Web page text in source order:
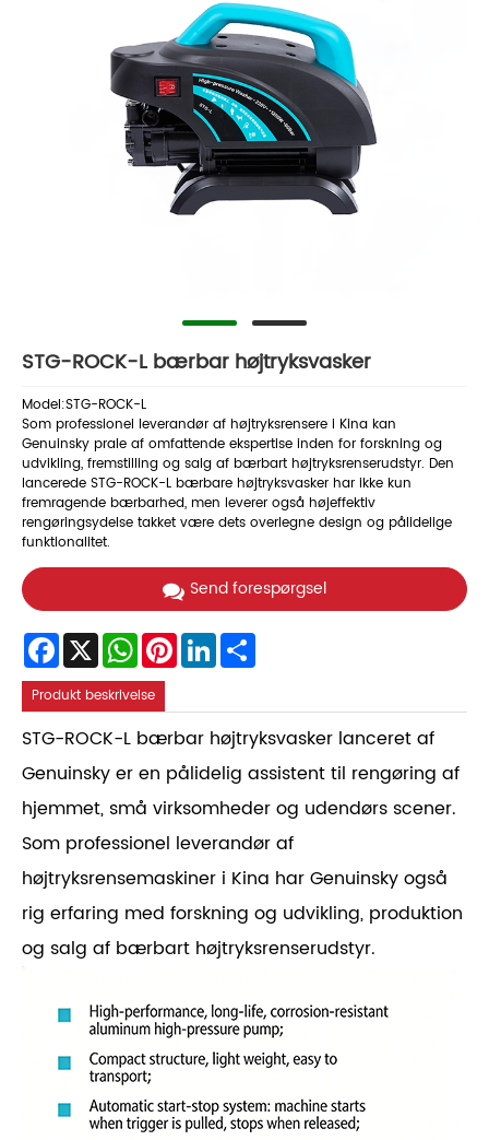
STG-ROCK-L bærbar højtryksvasker
Model:STG-ROCK-L
Som professionel leverandør af højtryksrensere i Kina kan
Genuinsky prale af omfattende ekspertise inden for forskning og
udvikling, fremstilling og salg af bærbart højtryksrenserudstyr. Den
lancerede STG-ROCK-L bærbare højtryksvasker har ikke kun
fremragende bærbarhed, men leverer også højeffektiv
rengøringsydelse takket være dets overlegne design og pålidelige
funktionalitet.
Send forespørgsel
Facebook
X WhatsAppPinterestLinkedIn
Produkt beskrivelse
STG-ROCK-L bærbar højtryksvasker lanceret af
Genuinsky er en pålidelig assistent til rengøring af
hjemmet, små virksomheder og udendørs scener.
Som professionel leverandør af
højtryksrensemaskiner i Kina har Genuinsky også
rig erfaring med forskning og udvikling, produktion
og salg af bærbart højtryksrenserudstyr.